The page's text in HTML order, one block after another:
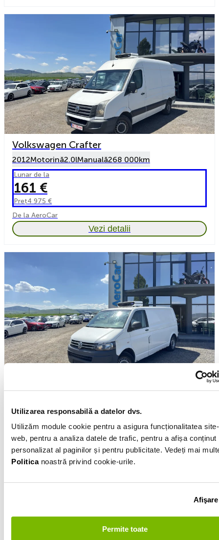
Utilizarea responsabilă a datelor dvs.
Utilizăm module cookie pentru a asigura funcționalitatea
web, pentru a analiza datele de trafic, pentru a afișa conținut
personalizat al paginilor și pentru publicitate. Vedeți mai
Politicanoastră privind cookie-urile.
Afişare
Permite toate
Volkswagen Crafter
2012Motorină2.0lManuală268 000km
Lunar de la
161 €
Preț4 975 €
De la AeroCar
Vezi detalii
Lunar de la
165 €
Preț 3 978 €
De la AeroCar
Vezi detalii